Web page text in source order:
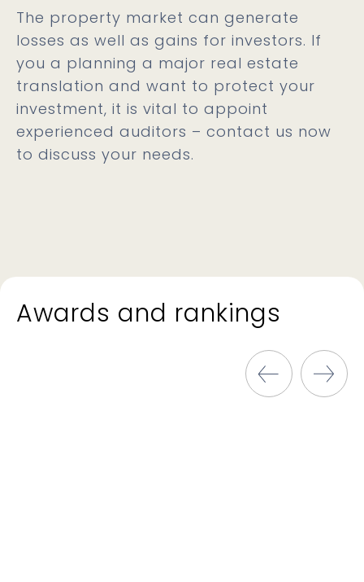
The property market can generate
losses as well as gains for investors. If
you a planning a major real estate
translation and want to protect your
investment, it is vital to appoint
experienced auditors – contact us now
to discuss your needs.
Awards and rankings